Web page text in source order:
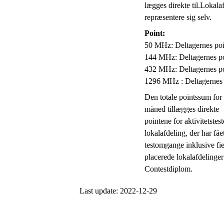
lægges direkte
repræsentere sig selv.
Point:
50 MHz: Deltagernes
144 MHz: Deltagernes
432 MHz: Deltagernes
1296 MHz :
Den totale pointssum
måned tillægges direkte
pointene for
lokalafdeling, der har
testomgange inklusive
placerede
Contestdiplom.
Last update: 2022-12-29